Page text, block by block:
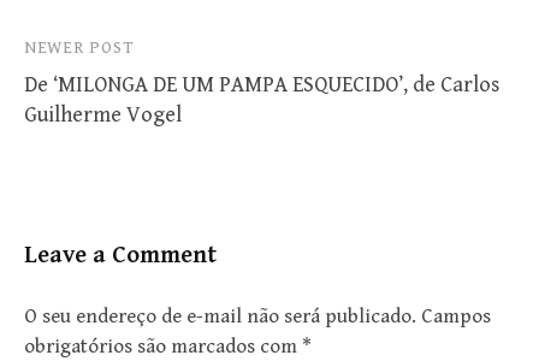
NEWER POST
De ‘MILONGA DE UM PAMPA ESQUECIDO’, de Carlos
Guilherme Vogel
Leave a Comment
O seu endereço de e-mail não será publicado. Campos
obrigatórios são marcados com *